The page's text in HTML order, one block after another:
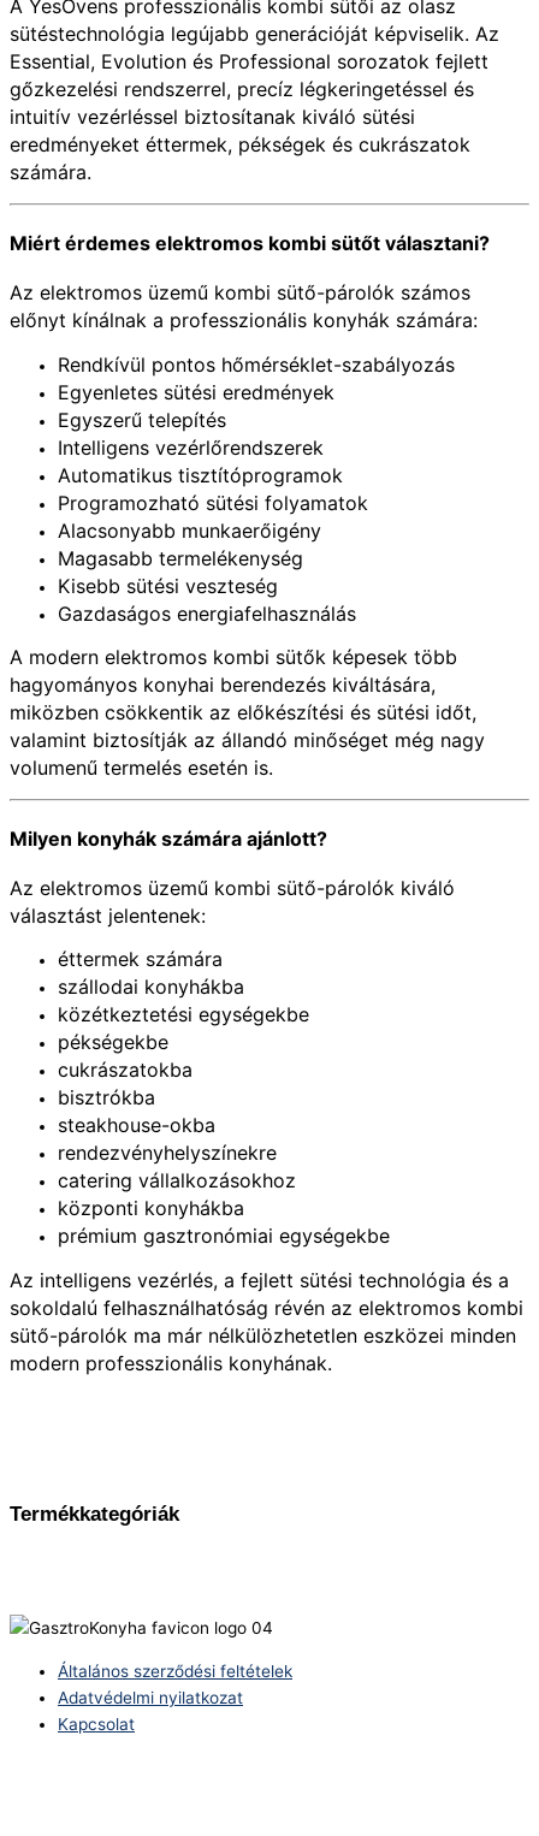
Termékkategóriák
A YesOvens professzionális kombi sütői az olasz
sütéstechnológia legújabb generációját képviselik. Az
Essential, Evolution és Professional sorozatok fejlett
gőzkezelési rendszerrel, precíz légkeringetéssel és
intuitív vezérléssel biztosítanak kiváló sütési
eredményeket éttermek, pékségek és cukrászatok
számára.
Miért érdemes elektromos kombi sütőt választani?
Az elektromos üzemű kombi sütő-párolók számos
előnyt kínálnak a professzionális konyhák számára:
Rendkívül pontos hőmérséklet-szabályozás
Egyenletes sütési eredmények
Egyszerű telepítés
Intelligens vezérlőrendszerek
Automatikus tisztítóprogramok
Programozható sütési folyamatok
Alacsonyabb munkaerőigény
Magasabb termelékenység
Kisebb sütési veszteség
Gazdaságos energiafelhasználás
A modern elektromos kombi sütők képesek több
hagyományos konyhai berendezés kiváltására,
miközben csökkentik az előkészítési és sütési időt,
valamint biztosítják az állandó minőséget még nagy
volumenű termelés esetén is.
Milyen konyhák számára ajánlott?
Az elektromos üzemű kombi sütő-párolók kiváló
választást jelentenek:
éttermek számára
szállodai konyhákba
közétkeztetési egységekbe
pékségekbe
cukrászatokba
bisztrókba
steakhouse-okba
rendezvényhelyszínekre
catering vállalkozásokhoz
központi konyhákba
prémium gasztronómiai egységekbe
Az intelligens vezérlés, a fejlett sütési technológia és a
sokoldalú felhasználhatóság révén az elektromos kombi
sütő-párolók ma már nélkülözhetetlen eszközei minden
modern professzionális konyhának.
Általános szerződési feltételek
Adatvédelmi nyilatkozat
Kapcsolat